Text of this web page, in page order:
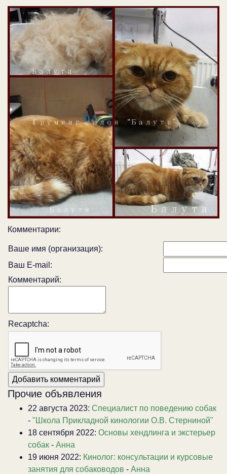
Комментарии:
Ваше имя (организация):
Ваш E-mail:
Комментарий:
Recaptcha:
Прочие объявления
22 августа 2023: Специалист по поведению собак
- "Школа Прикладной кинологии О.В. Стерниной"
18 сентября 2022: Основы хендлинга и экстерьер
собак - Анна
19 июня 2022: Кинолог: консультации и курсовые
занятия для собаководов - Анна